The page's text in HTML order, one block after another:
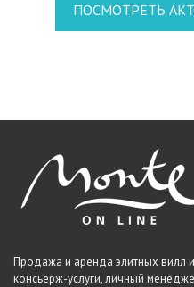
ПОСМОТРЕТЬ
Продажа и аренда элитных вилл
консьерж-услуги, личный